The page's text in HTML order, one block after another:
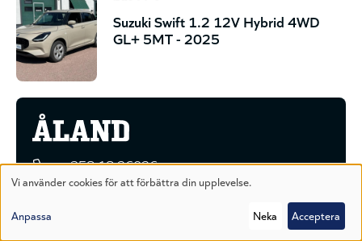
Suzuki Swift 1.2 12V Hybrid 4WD
GL+ 5MT - 2025
+358 18 26026
kundtjanst@alandstidningen.ax
Användning
Vi använder cookies för att förbättra din upplevelse.
Anpassa Neka Acceptera